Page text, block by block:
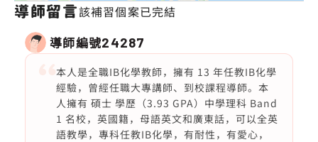
導師留言該補習個案已完結
導師編號24287
本人是全職IB化學教師，擁有 13 年任教IB化學
經驗，曾經任職大專講師、到校課程導師。本
人擁有 碩士 學歷（3.93 GPA）中學理科 Band
1 名校，英國籍，母語英文和廣東話，可以全英
語教學，專科任教IB化學，有耐性，有愛心，